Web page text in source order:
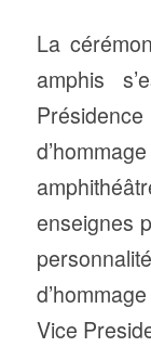
La
amphis
enseignes
Vice